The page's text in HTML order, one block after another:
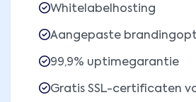
Whitelabelhosting
Aangepaste
99,9% uptimegarantie
Gratis SSL-certificaten